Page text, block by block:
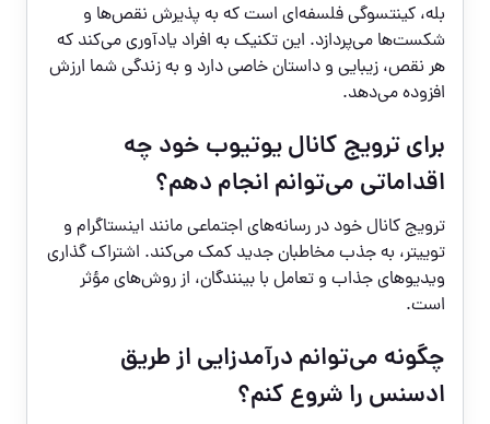
بله، کینتسوگی فلسفه‌ای است که به پذیرش نقص‌ها و
شکست‌ها می‌پردازد. این تکنیک به افراد یادآوری می‌کند که
هر نقص، زیبایی و داستان خاصی دارد و به زندگی شما ارزش
افزوده می‌دهد.
برای ترویج کانال یوتیوب خود چه
اقداماتی می‌توانم انجام دهم؟
ترویج کانال خود در رسانه‌های اجتماعی مانند اینستاگرام و
توییتر، به جذب مخاطبان جدید کمک می‌کند. اشتراک گذاری
ویدیوهای جذاب و تعامل با بینندگان، از روش‌های مؤثر
است.
چگونه می‌توانم درآمدزایی از طریق
ادسنس را شروع کنم؟